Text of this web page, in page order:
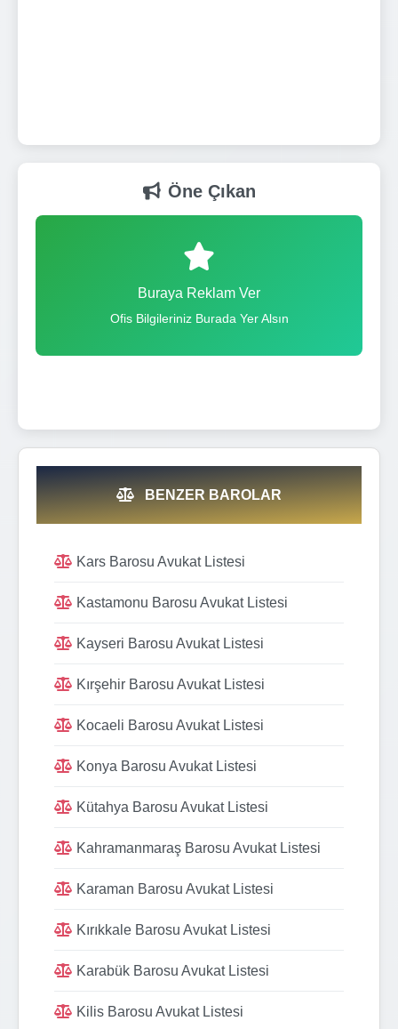
Öne Çıkan
Buraya Reklam Ver
Ofis Bilgileriniz Burada Yer Alsın
BENZER BAROLAR
Kars Barosu Avukat Listesi
Kastamonu Barosu Avukat Listesi
Kayseri Barosu Avukat Listesi
Kırşehir Barosu Avukat Listesi
Kocaeli Barosu Avukat Listesi
Konya Barosu Avukat Listesi
Kütahya Barosu Avukat Listesi
Kahramanmaraş Barosu Avukat Listesi
Karaman Barosu Avukat Listesi
Kırıkkale Barosu Avukat Listesi
Karabük Barosu Avukat Listesi
Kilis Barosu Avukat Listesi